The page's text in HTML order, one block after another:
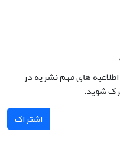
های مهم نشریه در
شوید.
اشتراک